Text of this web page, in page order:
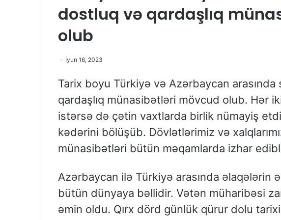
dostluq və qardaşlıq
olub
İyun 16, 2023
Tarix boyu Türkiyə və Azərbaycan arasında
qardaşlıq münasibətləri mövcud olub. Hər
istərsə də çətin vaxtlarda birlik nümayiş
kədərini bölüşüb. Dövlətlərimiz və
münasibətləri bütün məqamlarda izhar
Azərbaycan ilə Türkiyə arasında əlaqələrin
bütün dünyaya bəllidir. Vətən müharibəsi
əmin oldu. Qırx dörd günlük qürur dolu